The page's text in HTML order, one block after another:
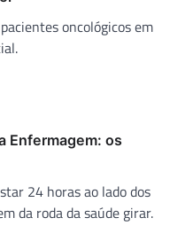
oncológicos em
Enfermagem: os
24 horas ao lado dos
da roda da saúde girar.